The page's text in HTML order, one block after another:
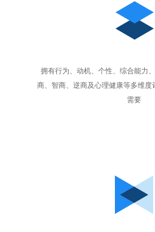
拥有行为、动机、个性、综合能力
商、智商、逆商及心理健康等多维度
需要